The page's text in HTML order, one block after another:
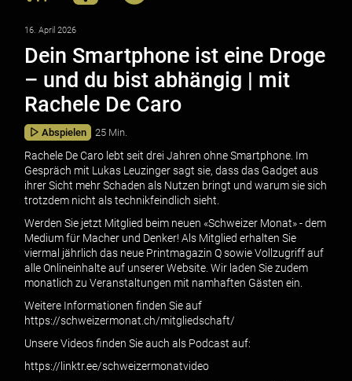
16. April 2026
Dein Smartphone ist eine Droge
– und du bist abhängig | mit
Rachele De Caro
Abspielen 25 Min.
Rachele De Caro lebt seit drei Jahren ohne Smartphone. Im
Gespräch mit Lukas Leuzinger sagt sie, dass das Gadget aus
ihrer Sicht mehr Schaden als Nutzen bringt und warum sie sich
trotzdem nicht als technikfeindlich sieht.
Werden Sie jetzt Mitglied beim neuen «Schweizer Monat» - dem
Medium für Macher und Denker! Als Mitglied erhalten Sie
viermal jährlich das neue Printmagazin Q sowie Vollzugriff auf
alle Onlineinhalte auf unserer Website. Wir laden Sie zudem
monatlich zu Veranstaltungen mit namhaften Gästen ein.
Weitere Informationen finden Sie auf
https://schweizermonat.ch/mitgliedschaft/
Unsere Videos finden Sie auch als Podcast auf:
https://linktr.ee/schweizermonatvideo